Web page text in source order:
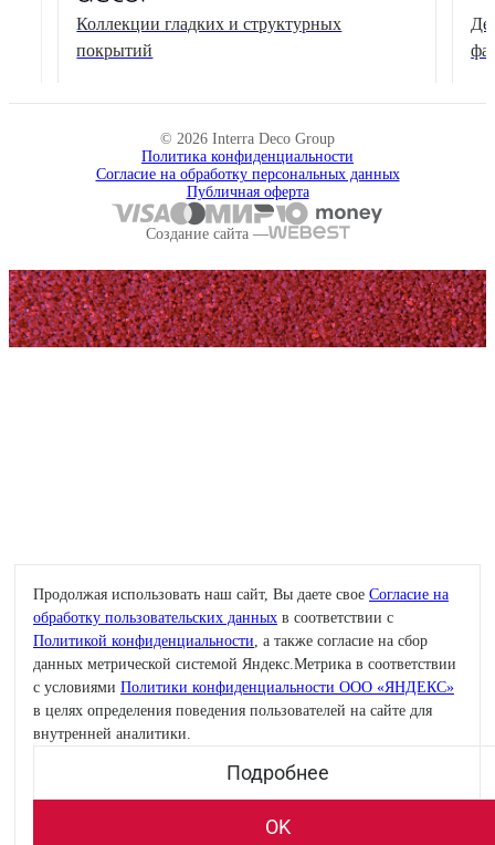
Коллекции гладких и структурных
покрытий
© 2026 Interra Deco Group
Политика конфиденциальности
Согласие на обработку персональных данных
Публичная оферта
Создание сайта —
Продолжая использовать наш сайт, Вы даете свое Согласие на
обработку пользовательских данных в соответствии с
Политикой конфиденциальности, а также согласие на сбор
данных метрической системой Яндекс.Метрика в соответствии
с условиями Политики конфиденциальности ООО «ЯНДЕКС»
в целях определения поведения пользователей на сайте для
внутренней аналитики.
Подробнее
OK